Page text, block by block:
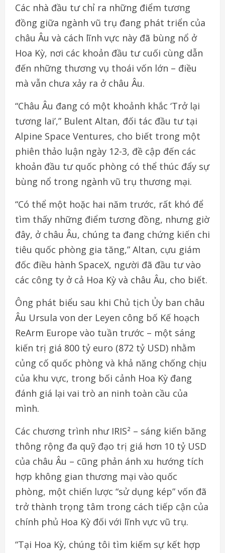
Các nhà đầu tư chỉ ra những điểm tương
đồng giữa ngành vũ trụ đang phát triển của
châu Âu và cách lĩnh vực này đã bùng nổ ở
Hoa Kỳ, nơi các khoản đầu tư cuối cùng dẫn
đến những thương vụ thoái vốn lớn – điều
mà vẫn chưa xảy ra ở châu Âu.
“Châu Âu đang có một khoảnh khắc ‘Trở lại
tương lai’,” Bulent Altan, đối tác đầu tư tại
Alpine Space Ventures, cho biết trong một
phiên thảo luận ngày 12-3, đề cập đến các
khoản đầu tư quốc phòng có thể thúc đẩy sự
bùng nổ trong ngành vũ trụ thương mại.
“Có thể một hoặc hai năm trước, rất khó để
tìm thấy những điểm tương đồng, nhưng giờ
đây, ở châu Âu, chúng ta đang chứng kiến chi
tiêu quốc phòng gia tăng,” Altan, cựu giám
đốc điều hành SpaceX, người đã đầu tư vào
các công ty ở cả Hoa Kỳ và châu Âu, cho biết.
Ông phát biểu sau khi Chủ tịch Ủy ban châu
Âu Ursula von der Leyen công bố Kế hoạch
ReArm Europe vào tuần trước – một sáng
kiến trị giá 800 tỷ euro (872 tỷ USD) nhằm
củng cố quốc phòng và khả năng chống chịu
của khu vực, trong bối cảnh Hoa Kỳ đang
đánh giá lại vai trò an ninh toàn cầu của
mình.
Các chương trình như IRIS² – sáng kiến băng
thông rộng đa quỹ đạo trị giá hơn 10 tỷ USD
của châu Âu – cũng phản ánh xu hướng tích
hợp không gian thương mại vào quốc
phòng, một chiến lược “sử dụng kép” vốn đã
trở thành trọng tâm trong cách tiếp cận của
chính phủ Hoa Kỳ đối với lĩnh vực vũ trụ.
“Tại Hoa Kỳ, chúng tôi tìm kiếm sự kết hợp